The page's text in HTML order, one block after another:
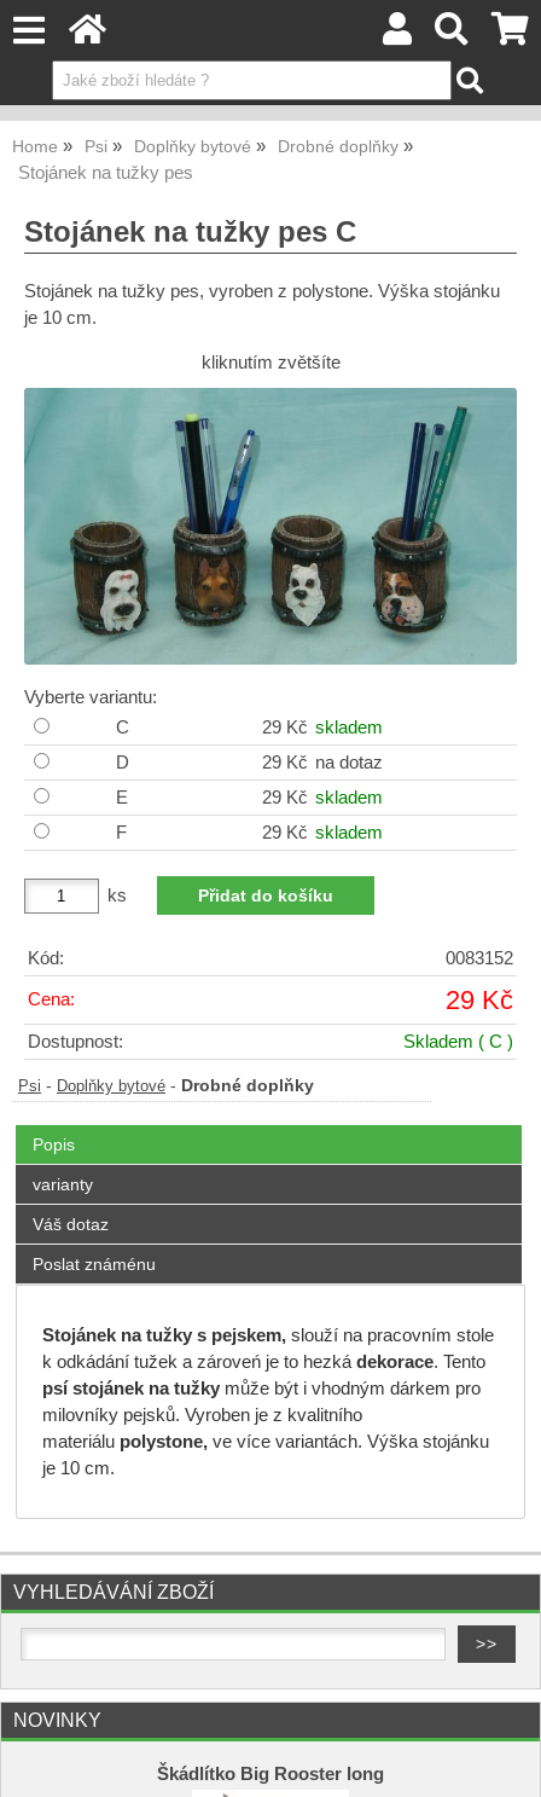
Home Psi Doplňky bytové Drobné doplňky
Stojánek na tužky pes
Stojánek na tužky pes C
Stojánek na tužky pes, vyroben z polystone. Výška stojánku
je 10 cm.
kliknutím zvětšíte
Vyberte variantu:
C
29 Kč skladem
D
29 Kč na dotaz
E
29 Kč skladem
F
29 Kč skladem
ks
Kód: 0083152
Cena: 29 Kč
Dostupnost: Skladem ( C )
Psi - Doplňky bytové - Drobné doplňky
Popis
varianty
Váš dotaz
Poslat známénu
Stojánek na tužky s pejskem,slouží na pracovním stole
k odkádání tužek a zároveń je to hezká dekorace. Tento
psí stojánek na tužkymůže být i vhodným dárkem pro
milovníky pejsků. Vyroben je z kvalitního
materiálu polystone,ve více variantách. Výška stojánku
je 10 cm.
VYHLEDÁVÁNÍ ZBOŽÍ
NOVINKY
Škádlítko Big Rooster long